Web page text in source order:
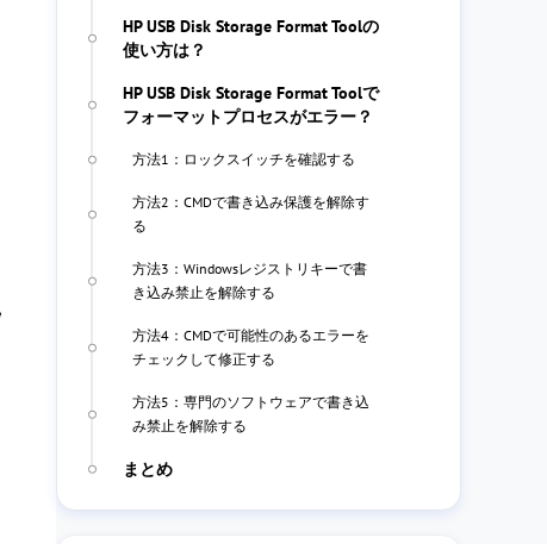
HP USB Disk Storage Format Toolの
使い方は？
HP USB Disk Storage Format Toolで
フォーマットプロセスがエラー？
方法1：ロックスイッチを確認する
方法2：CMDで書き込み保護を解除す
る
方法3：Windowsレジストリキーで書
き込み禁止を解除する
方法4：CMDで可能性のあるエラーを
チェックして修正する
方法5：専門のソフトウェアで書き込
み禁止を解除する
まとめ